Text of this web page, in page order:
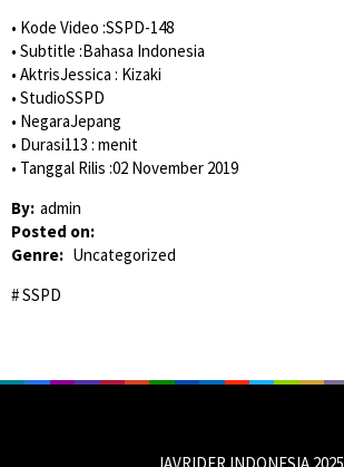
• Kode Video :SSPD-148
• Subtitle :Bahasa Indonesia
• AktrisJessica : Kizaki
• StudioSSPD
• NegaraJepang
• Durasi113 : menit
• Tanggal Rilis :02 November 2019
By: admin
Posted on:
Genre: Uncategorized
SSPD